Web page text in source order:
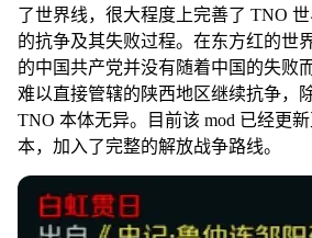
了世界线，很大程度上完善了 TNO
的抗争及其失败过程。在东方红的世
的中国共产党并没有随着中国的失败
难以直接管辖的陕西地区继续抗争，
TNO 本体无异。目前该 mod 已经更
本，加入了完整的解放战争路线。